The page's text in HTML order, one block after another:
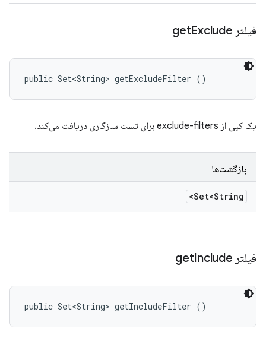
فیلتر get Exclude
public Set<String> getExcludeFilter ()
یک کپی از exclude-filters برای تست سازگاری دریافت می‌کند.
بازگشت‌ها
Set<String>
فیلتر get Include
public Set<String> getIncludeFilter ()